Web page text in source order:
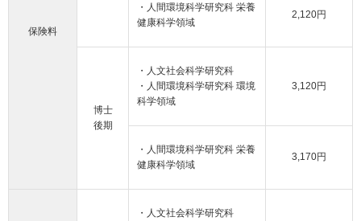
保険料
・人間環境科学研究科 栄養
健康科学領域
2,120円
博士
後期
・人文社会科学研究科
・人間環境科学研究科 環境
科学領域
3,120円
・人間環境科学研究科 栄養
健康科学領域
3,170円
・人文社会科学研究科